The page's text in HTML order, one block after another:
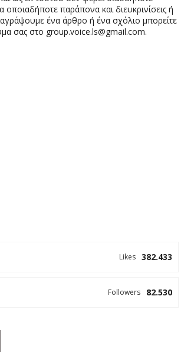
παράπονα και διευκρινίσεις ή
ένα άρθρο ή ένα σχόλιο μπορείτε
σας στο group.voice.ls@gmail.com.
382.433
Likes
82.530
Followers